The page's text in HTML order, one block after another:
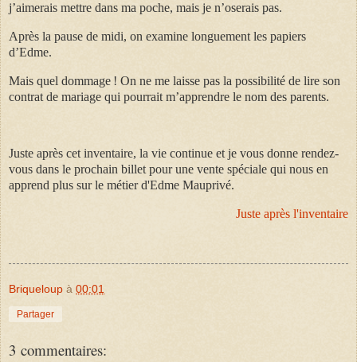
j’aimerais mettre dans ma poche, mais je n’oserais pas.
Après la pause de midi, on examine longuement les papiers
d’Edme.
Mais quel dommage ! On ne me laisse pas la possibilité de lire son
contrat de mariage qui pourrait m’apprendre le nom des parents.
Juste après cet inventaire, la vie continue et je vous donne rendez-
vous dans le prochain billet pour une vente spéciale qui nous en
apprend plus sur le métier d'Edme Mauprivé.
Juste après l'inventaire
Briqueloup à 00:01
Partager
3 commentaires: